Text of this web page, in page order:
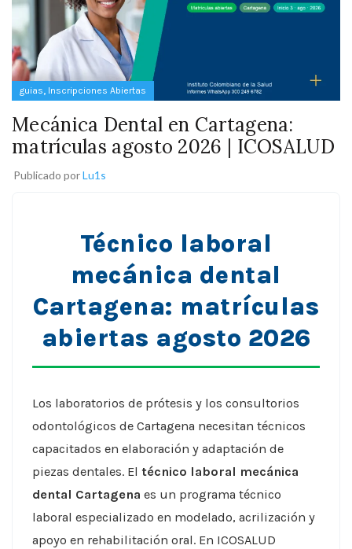
guias, Inscripciones Abiertas
Mecánica Dental en Cartagena:
matrículas agosto 2026 | ICOSALUD
Publicado porLu1s
Técnico laboral
mecánica dental
Cartagena: matrículas
abiertas agosto 2026
Los laboratorios de prótesis y los consultorios
odontológicos de Cartagena necesitan técnicos
capacitados en elaboración y adaptación de
piezas dentales. El técnico laboral mecánica
dental Cartagena es un programa técnico
laboral especializado en modelado, acrilización y
apoyo en rehabilitación oral. En ICOSALUD